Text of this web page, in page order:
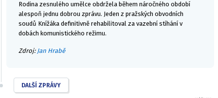
Rodina zesnulého umělce obdržela během náročného období
alespoň jednu dobrou zprávu. Jeden z pražských obvodních
soudů Knížáka definitivně rehabilitoval za vazební stíhání v
dobách komunistického režimu.
Zdroj: Jan Hrabě
DALŠÍ ZPRÁVY